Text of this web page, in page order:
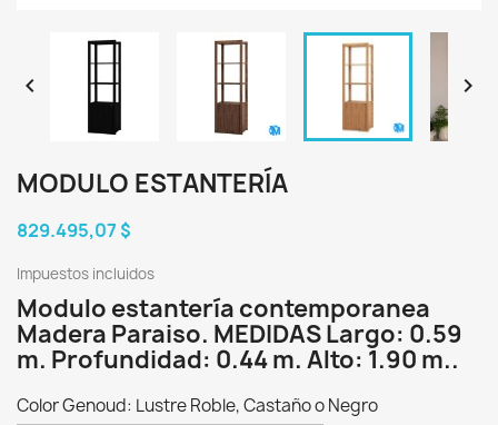
 
MODULO ESTANTERÍA
829.495,07 $
Impuestos incluidos
Modulo estantería contemporanea
Madera Paraiso. MEDIDAS Largo: 0.59
m. Profundidad: 0.44 m. Alto: 1.90 m..
Color Genoud: Lustre Roble, Castaño o Negro